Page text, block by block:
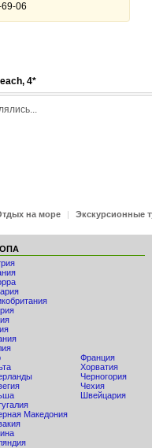
06
4*
на море | Экскурсионные
Македония
Франция
Хорватия
Черногория
Чехия
Швейцария